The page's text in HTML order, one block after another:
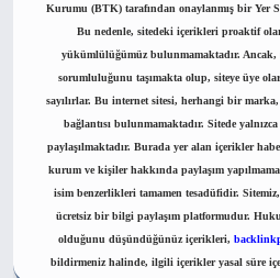
Kurumu (BTK) tarafından onaylanmış bir Yer
Bu nedenle, sitedeki içerikleri proaktif
yükümlülüğümüz bulunmamaktadır. Ancak,
sorumluluğunu taşımakta olup, siteye üye
sayılırlar. Bu internet sitesi, herhangi bir
bağlantısı bulunmamaktadır. Sitede
paylaşılmaktadır. Burada yer alan içerikler
kurum ve kişiler hakkında paylaşım
isim benzerlikleri tamamen tesadüfidir. Sitemiz,
ücretsiz bir bilgi paylaşım platformudur.
olduğunu düşündüğünüz içerikleri,
bildirmeniz halinde, ilgili içerikler yasal süre